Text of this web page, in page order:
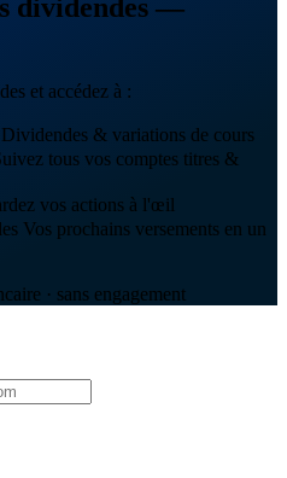
dividendes —
et accédez à :
Dividendes & variations de cours
tous vos comptes titres &
vos actions à l'œil
Vos prochains versements en un
· sans engagement